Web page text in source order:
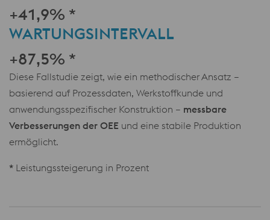
+41,9% *
WARTUNGSINTERVALL
+87,5% *
Diese Fallstudie zeigt, wie ein methodischer Ansatz –
basierend auf Prozessdaten, Werkstoffkunde und
anwendungsspezifischer Konstruktion – messbare
Verbesserungen der OEE und eine stabile Produktion
ermöglicht.
* Leistungssteigerung in Prozent